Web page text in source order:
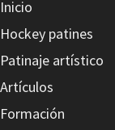
Inicio
Hockey patines
Patinaje artístico
Artículos
Formación